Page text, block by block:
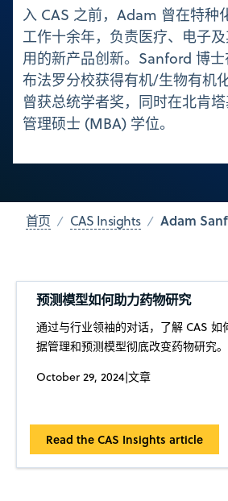
入 CAS 之前，Adam 曾在特种
工作十余年，负责医疗、电子
用的新产品创新。Sanford 博
布法罗分校获得有机/生物有机
曾获总统学者奖，同时在北肯
管理硕士 (MBA) 学位。
首页 CAS Insights Adam
预测模型如何助力药物研究
通过与行业领袖的对话，了解 CAS 如
据管理和预测模型彻底改变药物研究。
October 29, 2024|文章
Read the CAS Insights article